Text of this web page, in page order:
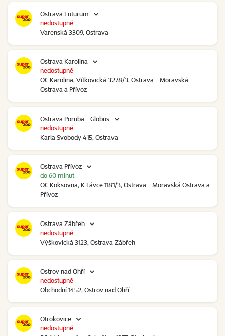
Ostrava Futurum
Varenská 3309, Ostrava
nedostupné
Ostrava Karolina
OC Karolina, Vítkovická 3278/3, Ostrava - Moravská
Ostrava a Přívoz
nedostupné
Ostrava Poruba - Globus
Karla Svobody 415, Ostrava
nedostupné
Ostrava Přívoz
OC Koksovna, K Lávce 1181/3, Ostrava - Moravská Ostrava a
Přívoz
do 60 minut
Ostrava Zábřeh
Výškovická 3123, Ostrava Zábřeh
nedostupné
Ostrov nad Ohří
Obchodní 1452, Ostrov nad Ohří
nedostupné
Otrokovice
nedostupné